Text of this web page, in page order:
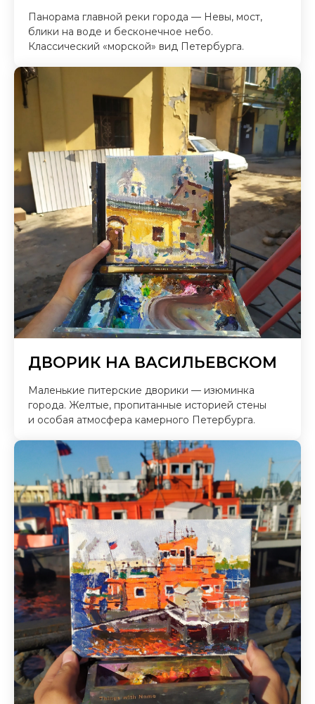
Панорама главной реки города — Невы, мост,
блики на воде и бесконечное небо.
Классический «морской» вид Петербурга.
ДВОРИК НА ВАСИЛЬЕВСКОМ
Маленькие питерские дворики — изюминка
города. Желтые, пропитанные историей стены
и особая атмосфера камерного Петербурга.